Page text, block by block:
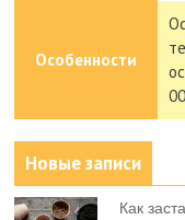
Особенности
Новые записи
Как